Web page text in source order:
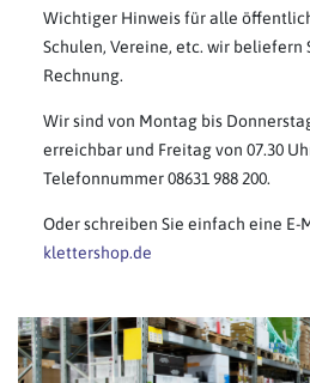
Wichtiger Hinweis für alle
Schulen, Vereine, etc. wir beliefern
Rechnung.
Wir sind von Montag bis
erreichbar und Freitag von 07.30
Telefonnummer 08631 988 200.
Oder schreiben Sie einfach eine E-
klettershop.de